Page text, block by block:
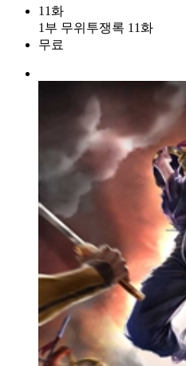
11화
1부 무위투쟁록 11화
무료